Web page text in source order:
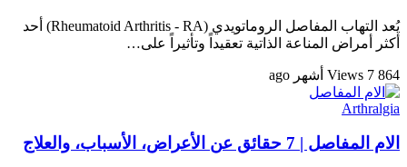
يُعد التهاب المفاصل الروماتويدي (Rheumatoid Arthritis - RA) أحد
أكثر أمراض المناعة الذاتية تعقيداً وتأثيراً على…
864 Views 7 أشهر ago
Arthralgia
الام المفاصل | 7 حقائق عن الأعراض، الأسباب، والعلاج